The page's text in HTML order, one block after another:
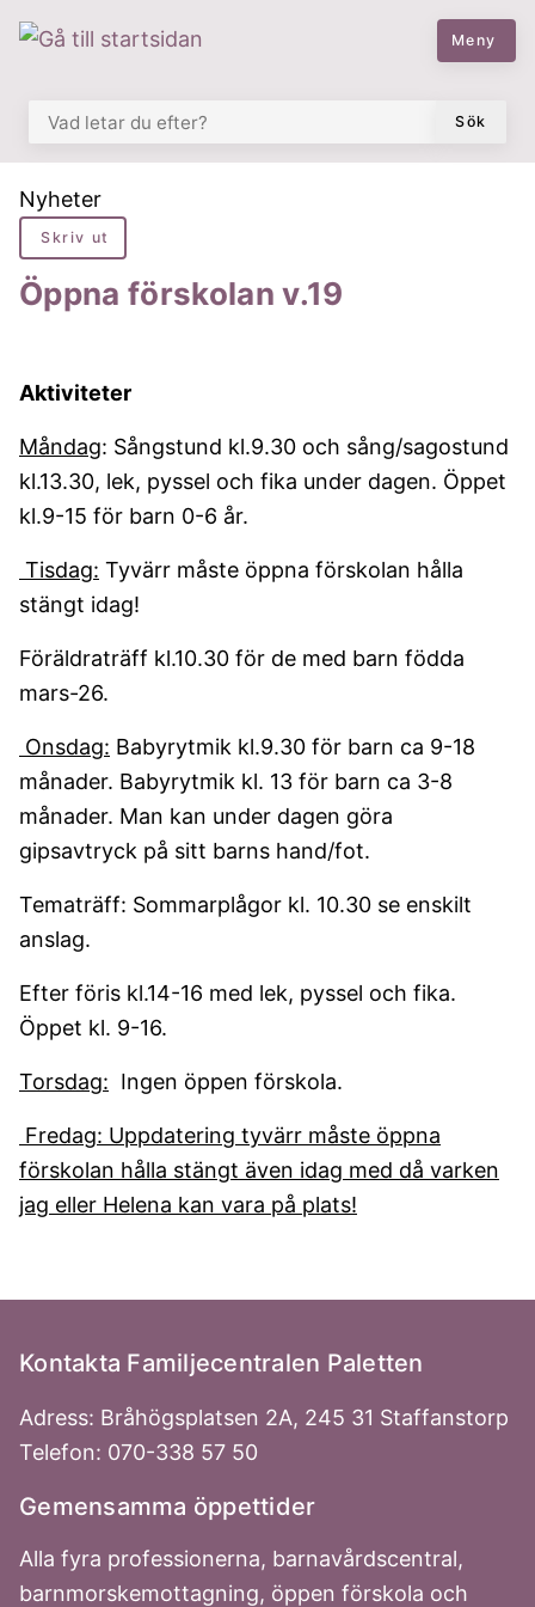
till innehåll
till huvudmeny Meny
Sök
Du är här:
Nyheter
Skriv ut
Öppna förskolan v.19
Aktiviteter
Måndag: Sångstund kl.9.30 och sång/sagostund
kl.13.30, lek, pyssel och fika under dagen. Öppet
kl.9-15 för barn 0-6 år.
Tisdag: Tyvärr måste öppna förskolan hålla
stängt idag!
Föräldraträff kl.10.30 för de med barn födda
mars-26.
Onsdag: Babyrytmik kl.9.30 för barn ca 9-18
månader. Babyrytmik kl. 13 för barn ca 3-8
månader. Man kan under dagen göra
gipsavtryck på sitt barns hand/fot.
Tematräff: Sommarplågor kl. 10.30 se enskilt
anslag.
Efter föris kl.14-16 med lek, pyssel och fika.
Öppet kl. 9-16.
Torsdag: Ingen öppen förskola.
Fredag: Uppdatering tyvärr måste öppna
förskolan hålla stängt även idag med då varken
jag eller Helena kan vara på plats!
Kontakta Familjecentralen Paletten
Adress: Bråhögsplatsen 2A, 245 31 Staffanstorp
Telefon: 070-338 57 50
Gemensamma öppettider
Alla fyra professionerna, barnavårdscentral,
barnmorskemottagning, öppen förskola och